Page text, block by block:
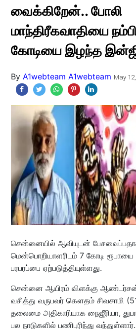
வைக்கிறேன்.. போலி
மாந்திரீகவாதியை
கோடியை இழந்த
By A1webteam A1webteam May
சென்னையில் ஆவியுடன்
மென்பொறியாளரிடம் 7 கோடி ரூபாயை
பரபரப்பை ஏற்படுத்தியுள்ளது.
சென்னை ஆயிரம் விளக்கு ஆண்டர்சன்
வசித்து வருபவர் கௌதம் சிவசாமி
தலைமை அதிகாரியாக நைஜீரியா,
பல நாடுகளில் பணிபுரிந்து